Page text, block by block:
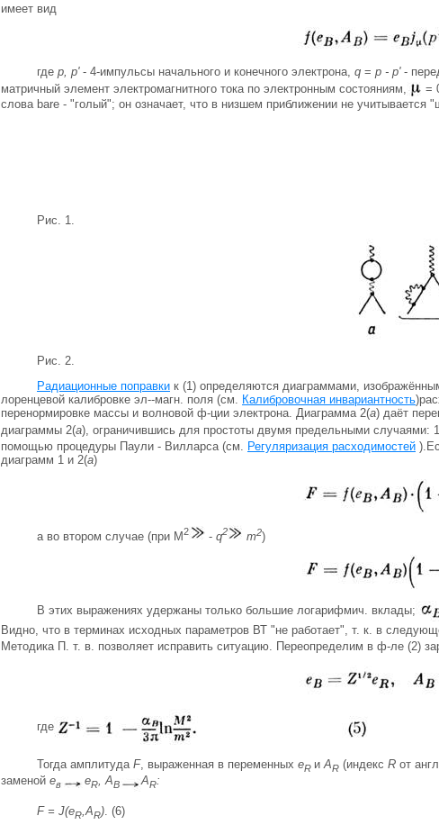
имеет вид
где р, р'- 4-импульсы начального и конечного электрона, q = р - р'-
матричный элемент электромагнитного тока по электронным состояниям,
=
слова bare - "голый"; он означает, что в низшем приближении не
Рис. 1.
Рис. 2.
Радиационные поправки к (1) определяются диаграммами,
лоренцевой калибровке эл--магн. поля (см.
Калибровочная инвариантность
перенормировке массы и волновой ф-ции электрона. Диаграмма 2(а) даёт
диаграммы 2(а), ограничившись для простоты двумя предельными случаями:
помощью процедуры Паули - Вилларса (см. Регуляризация расходимостей
диаграмм 1 и 2(а)
а во втором случае (при М2 - q2 т2)
В этих выражениях удержаны только большие логарифмич. вклады;
Видно, что в терминах исходных параметров ВТ "не работает", т. к. в
Методика П. т. в. позволяет исправить ситуацию. Переопределим в ф-ле (2)
где
Тогда амплитуда F, выраженная в переменных eR иAR (индекс R от
заменой ев eR, АВ АR:
F = J(eR ,AR) . (6)